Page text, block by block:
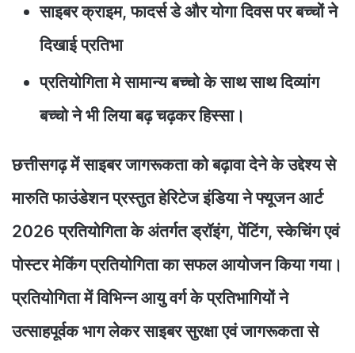
साइबर क्राइम, फादर्स डे और योगा दिवस पर बच्चों ने
दिखाई प्रतिभा
प्रतियोगिता मे सामान्य बच्चो के साथ साथ दिव्यांग
बच्चो ने भी लिया बढ़ चढ़कर हिस्सा।
छत्तीसगढ़ में साइबर जागरूकता को बढ़ावा देने के उद्देश्य से
मारुति फाउंडेशन प्रस्तुत हेरिटेज इंडिया ने फ्यूजन आर्ट
2026 प्रतियोगिता के अंतर्गत ड्रॉइंग, पेंटिंग, स्केचिंग एवं
पोस्टर मेकिंग प्रतियोगिता का सफल आयोजन किया गया।
प्रतियोगिता में विभिन्न आयु वर्ग के प्रतिभागियों ने
उत्साहपूर्वक भाग लेकर साइबर सुरक्षा एवं जागरूकता से